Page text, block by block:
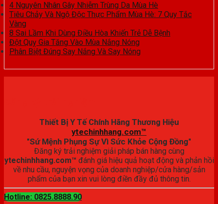
4 Nguyên Nhân Gây Nhiễm Trùng Da Mùa Hè
Tiêu Chảy Và Ngộ Độc Thực Phẩm Mùa Hè: 7 Quy Tắc
Vàng
8 Sai Lầm Khi Dùng Điều Hòa Khiến Trẻ Dễ Bệnh
Đột Quỵ Gia Tăng Vào Mùa Nắng Nóng
Phân Biệt Đúng Say Nắng Và Say Nóng
Thiết Bị Y Tế Chính Hãng Thương Hiệu
ytechinhhang.com™
"Sứ Mệnh Phụng Sự Vì Sức Khỏe Cộng Đồng"
Đăng ký trải nghiệm giải pháp bán hàng cùng
ytechinhhang.com™ đánh giá hiệu quả hoạt động và phản hồi
về nhu cầu, nguyện vọng của doanh nghiệp/cửa hàng/sản
phẩm của bạn xin vui lòng điền đầy đủ thông tin.
Hotline: 0825.8888.90